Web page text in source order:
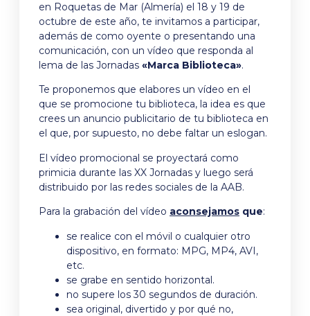
en Roquetas de Mar (Almería) el 18 y 19 de
octubre de este año, te invitamos a participar,
además de como oyente o presentando una
comunicación, con un vídeo que responda al
lema de las Jornadas «Marca Biblioteca».
Te proponemos que elabores un vídeo en el
que se promocione tu biblioteca, la idea es que
crees un anuncio publicitario de tu biblioteca en
el que, por supuesto, no debe faltar un eslogan.
El vídeo promocional se proyectará como
primicia durante las XX Jornadas y luego será
distribuido por las redes sociales de la AAB.
Para la grabación del vídeo aconsejamos que:
se realice con el móvil o cualquier otro
dispositivo, en formato: MPG, MP4, AVI,
etc.
se grabe en sentido horizontal.
no supere los 30 segundos de duración.
sea original, divertido y por qué no,